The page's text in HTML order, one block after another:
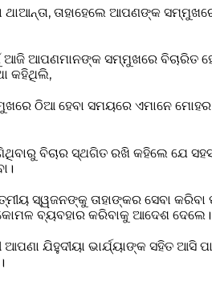
ତାହାହେଲେ ଆପଣଙ୍କ
ଆଜି ଆପଣମାନଙ୍କ ସମ୍ମୁଖରେ ବିଚାରିତ
କହିଥିଲି,
ଠିଆ ହେବା ସମୟରେ ଏମାନେ
ବିଚାର ସ୍ଥଗିତ ରଖି କହିଲେ ଯେ
ସ୍ୱଜନଙ୍କୁ ତାହାଙ୍କର ସେବା କରିବା
ବ୍ୟବହାର କରିବାକୁ ଆଦେଶ ଦେଲେ।
ଯିହୁଦୀୟା ଭାର୍ଯ୍ୟାଙ୍କ ସହିତ ଆସି